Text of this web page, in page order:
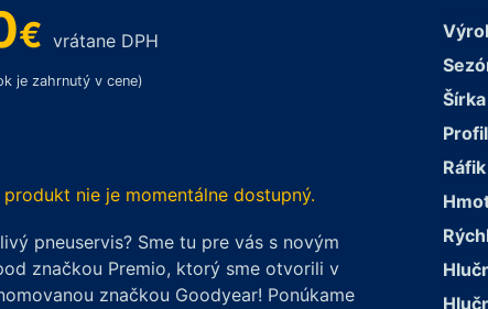
€ vrátane DPH
je zahrnutý v cene)
produkt nie je momentálne dostupný.
pneuservis? Sme tu pre vás s novým
značkou Premio, ktorý sme otvorili v
značkou Goodyear! Ponúkame
Šírka
Profil
Ráfik